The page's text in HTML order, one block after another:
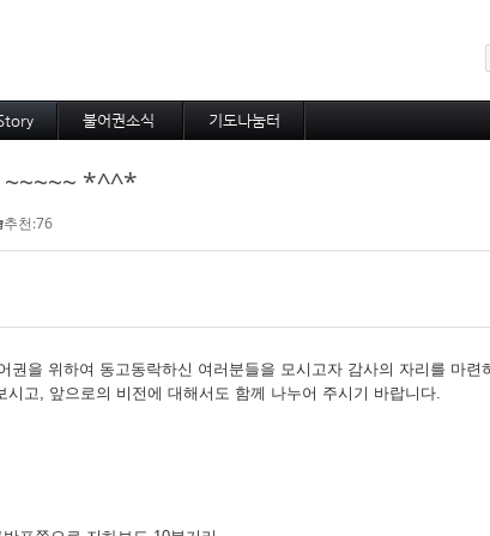
불어권소식
아프리카소식
기도나눔터
~~~~~ *^^*
추천:76
권을 위하여 동고동락하신 여러분들을 모시고자 감사의 자리를 마련
고, 앞으로의 비전에 대해서도 함께 나누어 주시기 바랍니다.